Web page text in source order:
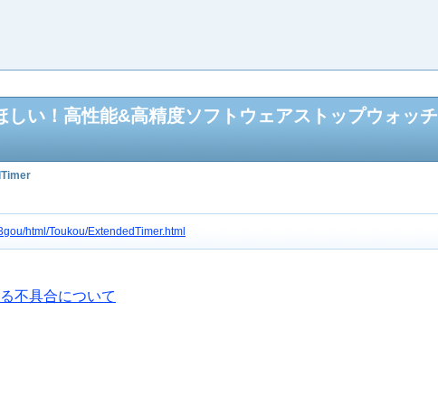
い！高性能&高精度ソフトウェアストップウォッチ
html/Toukou/ExtendedTimer.html
不具合について